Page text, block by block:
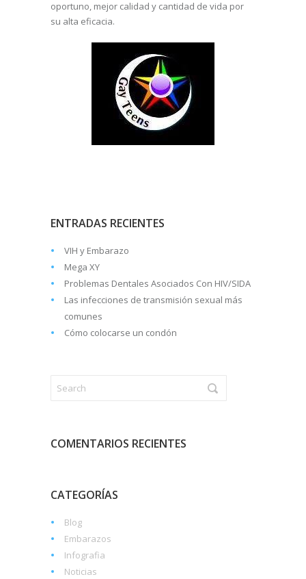
oportuno, mejor calidad y cantidad de vida por
su alta eficacia.
ENTRADAS RECIENTES
VIH y Embarazo
Mega XY
Problemas Dentales Asociados Con HIV/SIDA
Las infecciones de transmisión sexual más
comunes
Cómo colocarse un condón
COMENTARIOS RECIENTES
CATEGORÍAS
Blog
Embarazos
Infografia
Noticias